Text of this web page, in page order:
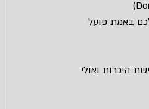
באמת פועל
היכרות ואולי